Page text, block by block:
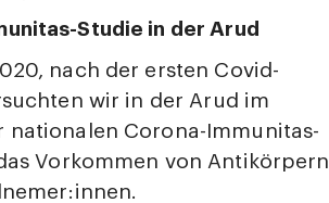
Studie in der Arud
nach der ersten Covid-
wir in der Arud im
nationalen Corona-Immunitas-
Vorkommen von Antikörpern